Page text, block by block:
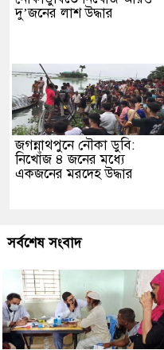
দু’জনের লাশ উদ্ধার
জগন্নাথপুনে নৌকা ডুবি:
নিখোঁজ ৪ জনের মধ্যে
একজনের মরদেহ উদ্ধার
সর্বশেষ সংবাদ